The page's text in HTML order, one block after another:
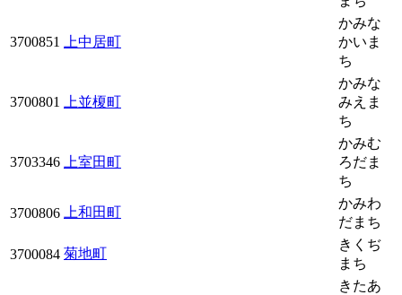
3700851 上中居町
かみな
かいま
ち
3700801 上並榎町
かみな
みえま
ち
3703346 上室田町
かみむ
ろだま
ち
3700806 上和田町
かみわ
だまち
3700084 菊地町
きくぢ
まち
きたあ